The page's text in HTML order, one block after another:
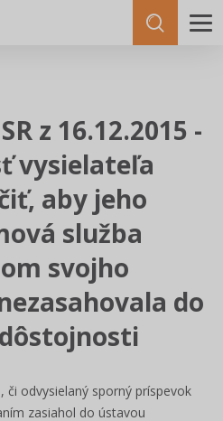
z 16.12.2015 -
vysielateľa
aby jeho
služba
svojho
do
odvysielaný sporný príspevok
zasiahol do ústavou